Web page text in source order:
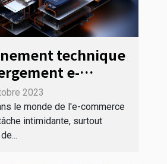
technique
e-
2023
le monde de l'e-commerce
intimidante, surtout